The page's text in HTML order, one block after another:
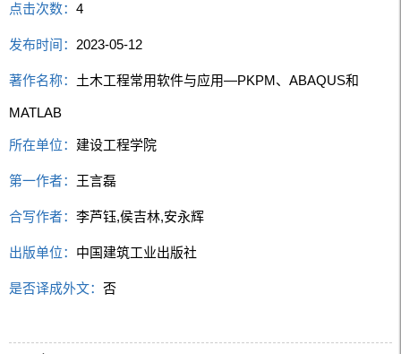
点击次数：4
发布时间： 2023-05-12
著作名称： 土木工程常用软件与应用—PKPM、ABAQUS和
MATLAB
所在单位： 建设工程学院
第一作者： 王言磊
合写作者：李芦钰,侯吉林,安永辉
出版单位： 中国建筑工业出版社
是否译成外文：否